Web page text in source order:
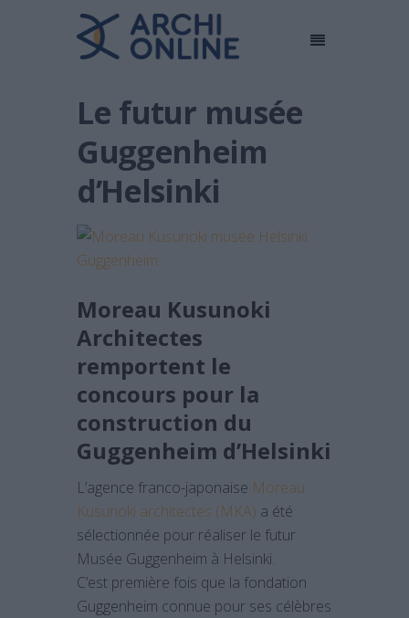
Le futur musée
Guggenheim
d’Helsinki
Moreau Kusunoki
Architectes
remportent le
concours pour la
construction du
Guggenheim d’Helsinki
L’agence franco-japonaise Moreau
Kusunoki architectes (MKA) a été
sélectionnée pour réaliser le futur
Musée Guggenheim à Helsinki.
C’est première fois que la fondation
Guggenheim connue pour ses célèbres